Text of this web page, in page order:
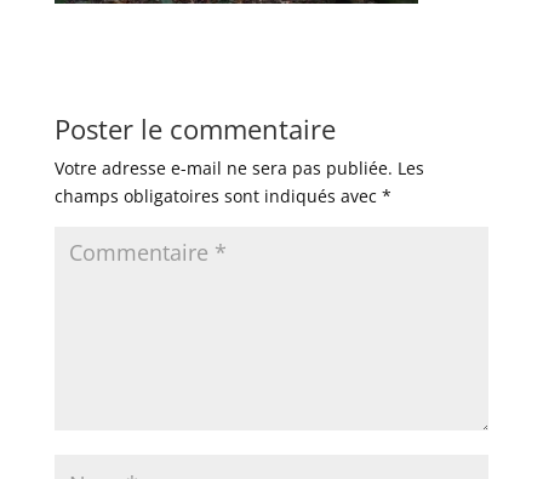
Poster le commentaire
Votre adresse e-mail ne sera pas publiée. Les
champs obligatoires sont indiqués avec *